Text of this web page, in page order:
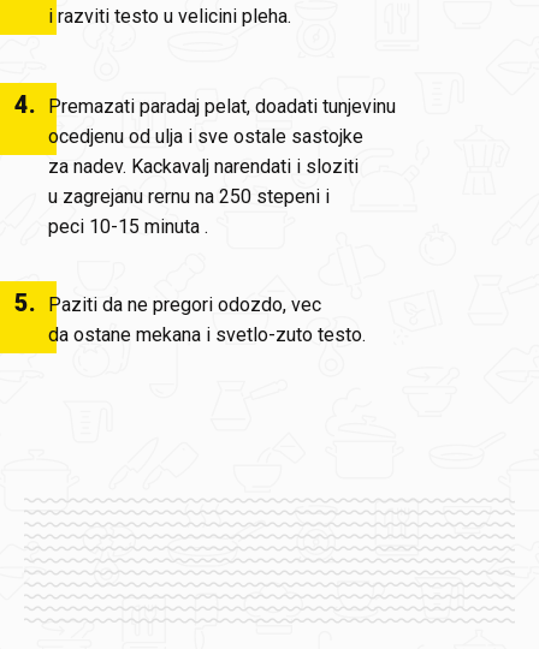
i razviti testo u velicini pleha.
4.
Premazati paradaj pelat, doadati tunjevinu
ocedjenu od ulja i sve ostale sastojke
za nadev. Kackavalj narendati i sloziti
u zagrejanu rernu na 250 stepeni i
peci 10-15 minuta .
5.
Paziti da ne pregori odozdo, vec
da ostane mekana i svetlo-zuto testo.